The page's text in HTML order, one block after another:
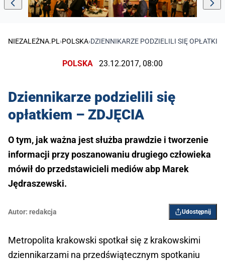
NIEZALEŻNA.PL ›POLSKA›DZIENNIKARZE PODZIELILI SIĘ
POLSKA 23.12.2017, 08:00
Dziennikarze podzielili się
opłatkiem – ZDJĘCIA
O tym, jak ważna jest służba prawdzie i tworzenie
informacji przy poszanowaniu drugiego człowieka
mówił do przedstawicieli mediów abp Marek
Jędraszewski.
Autor: redakcja Udostępnij
Metropolita krakowski spotkał się z krakowskimi
dziennikarzami na przedświątecznym spotkaniu